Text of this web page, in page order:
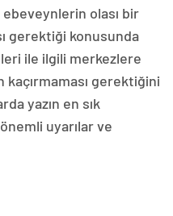
olası bir
gerektiği konusunda
ile ilgili merkezlere
kaçırmaması gerektiğini
yazın en sık
uyarılar ve